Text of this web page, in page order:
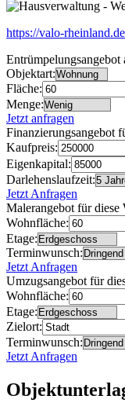
https://valo-
Entrümpelungsangebot
Objektart:
Fläche:
Menge:
Jetzt anfragen
Finanzierungsangebot
Kaufpreis:
Eigenkapital:
Darlehenslaufzeit:
Jetzt Anfragen
Malerangebot für diese
Wohnfläche:
Etage:
Terminwunsch:
Jetzt Anfragen
Umzugsangebot für
Wohnfläche:
Etage:
Zielort:
Terminwunsch:
Jetzt Anfragen